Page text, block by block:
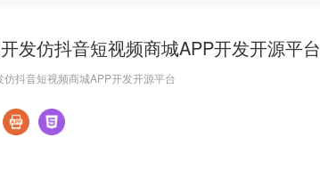
发仿抖音短视频商城APP开发开源平台
抖音短视频商城APP开发开源平台